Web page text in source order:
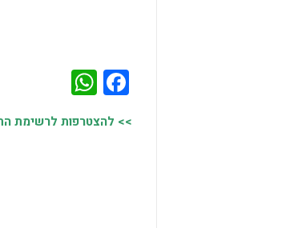
Facebook
>> להצטרפות לרשימת